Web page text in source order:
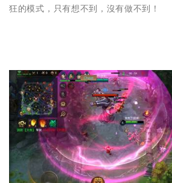
狂的模式，只有想不到，沒有做不到！